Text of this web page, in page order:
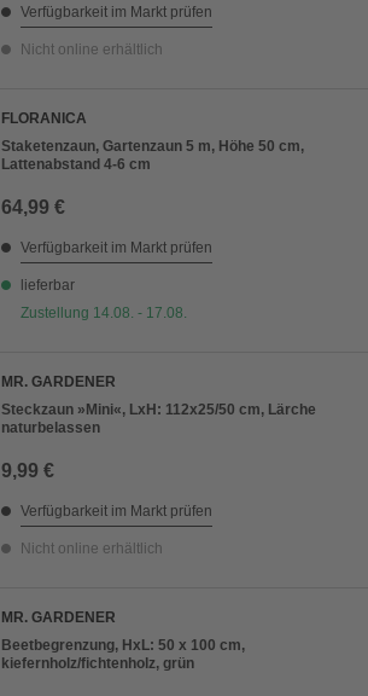
Verfügbarkeit im Markt prüfen
Nicht online erhältlich
FLORANICA
Staketenzaun, Gartenzaun 5 m, Höhe 50 cm,
Lattenabstand 4-6 cm
64,99 €
Verfügbarkeit im Markt prüfen
lieferbar
Zustellung 14.08. - 17.08.
MR. GARDENER
Steckzaun »Mini«, LxH: 112x25/50 cm, Lärche
naturbelassen
9,99 €
Verfügbarkeit im Markt prüfen
Nicht online erhältlich
MR. GARDENER
Beetbegrenzung, HxL: 50 x 100 cm,
kiefernholz/fichtenholz, grün